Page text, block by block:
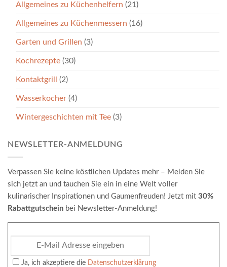
Allgemeines zu Küchenhelfern (21)
Allgemeines zu Küchenmessern (16)
Garten und Grillen (3)
Kochrezepte (30)
Kontaktgrill (2)
Wasserkocher (4)
Wintergeschichten mit Tee (3)
NEWSLETTER-ANMELDUNG
Verpassen Sie keine köstlichen Updates mehr – Melden Sie
sich jetzt an und tauchen Sie ein in eine Welt voller
kulinarischer Inspirationen und Gaumenfreuden! Jetzt mit 30%
Rabattgutschein bei Newsletter-Anmeldung!
Ja, ich akzeptiere die Datenschutzerklärung